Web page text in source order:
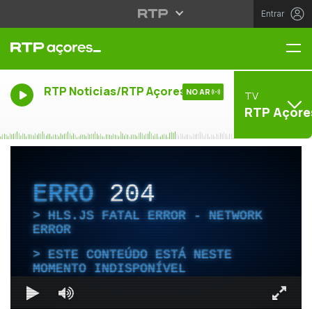
Entrar
RTP Noticias/RTP Açores NO AR TV
RTP
ERRO204
HLS.JS FATAL ERROR - NETWORK
ERROR
ESTE CONTEÚDO ESTÁ NESTE
MOMENTO INDISPONÍVEL